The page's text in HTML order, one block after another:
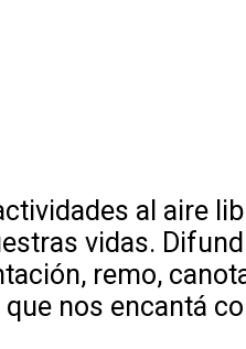
al aire
vidas.
remo,
nos encantá